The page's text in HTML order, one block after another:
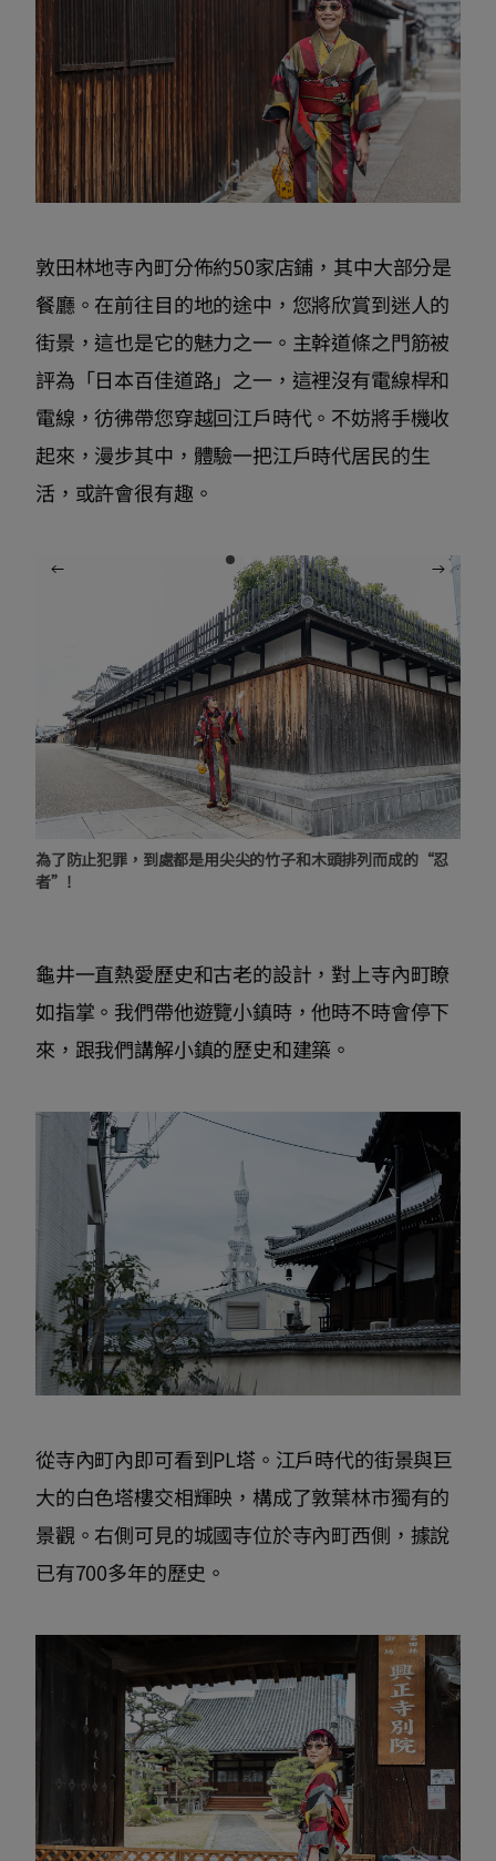
敦田林地寺內町分佈約50家店鋪，其中大部分是
餐廳。在前往目的地的途中，您將欣賞到迷人的
街景，這也是它的魅力之一。主幹道條之門筋被
評為「日本百佳道路」之一，這裡沒有電線桿和
電線，彷彿帶您穿越回江戶時代。不妨將手機收
起來，漫步其中，體驗一把江戶時代居民的生
活，或許會很有趣。
為了防止犯罪，到處都是用尖尖的竹子和木頭排列而成的“忍
者”!
龜井一直熱愛歷史和古老的設計，對上寺內町瞭
如指掌。我們帶他遊覽小鎮時，他時不時會停下
來，跟我們講解小鎮的歷史和建築。
從寺內町內即可看到PL塔。江戶時代的街景與巨
大的白色塔樓交相輝映，構成了敦葉林市獨有的
景觀。右側可見的城國寺位於寺內町西側，據說
已有700多年的歷史。